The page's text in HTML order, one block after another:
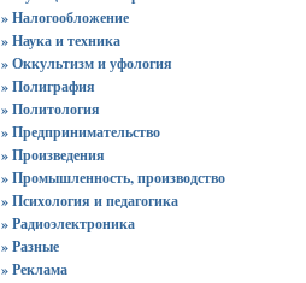
» Налогообложение
» Наука и техника
» Оккультизм и уфология
» Полиграфия
» Политология
» Предпринимательство
» Произведения
» Промышленность, производство
» Психология и педагогика
» Радиоэлектроника
» Разные
» Реклама